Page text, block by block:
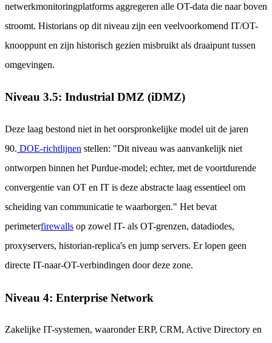
netwerkmonitoringplatforms aggregeren alle OT-data die naar boven
stroomt. Historians op dit niveau zijn een veelvoorkomend IT/OT-
knooppunt en zijn historisch gezien misbruikt als draaipunt tussen
omgevingen.
Niveau 3.5: Industrial DMZ (iDMZ)
Deze laag bestond niet in het oorspronkelijke model uit de jaren
90. DOE-richtlijnen stellen: "Dit niveau was aanvankelijk niet
ontworpen binnen het Purdue-model; echter, met de voortdurende
convergentie van OT en IT is deze abstracte laag essentieel om
scheiding van communicatie te waarborgen." Het bevat
perimeterfirewalls op zowel IT- als OT-grenzen, datadiodes,
proxyservers, historian-replica's en jump servers. Er lopen geen
directe IT-naar-OT-verbindingen door deze zone.
Niveau 4: Enterprise Network
Zakelijke IT-systemen, waaronder ERP, CRM, Active Directory en